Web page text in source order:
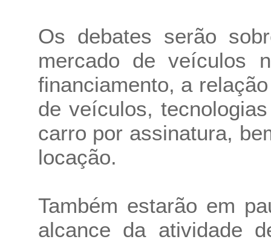
Os debates serão
mercado de veículos
financiamento, a
de veículos,
carro por assinatura,
locação.
Também estarão em
alcance da atividade